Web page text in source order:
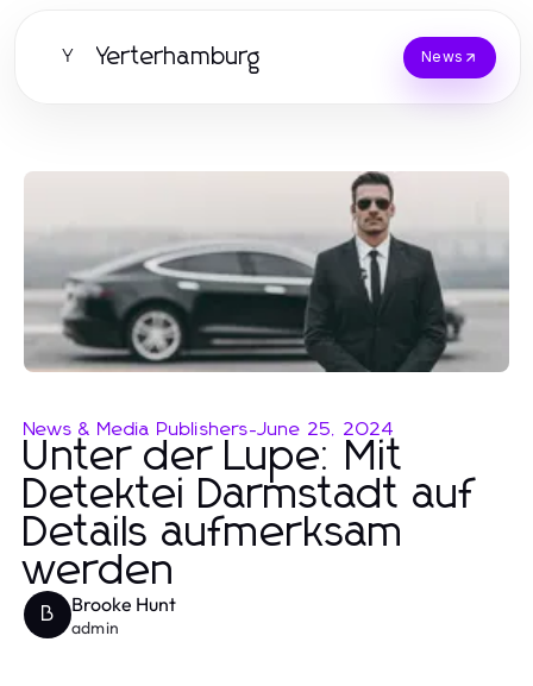
Y Yerterhamburg News
News & Media Publishers-June 25, 2024
Unter der Lupe: Mit
Detektei Darmstadt auf
Details aufmerksam
werden
B Brooke Hunt
admin